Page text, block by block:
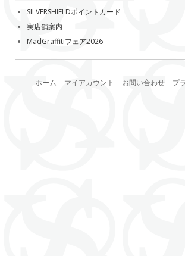
SILVERSHIELDポイントカード
実店舗案内
MadGraffitiフェア2026
ホーム マイアカウント お問い合わせ プ